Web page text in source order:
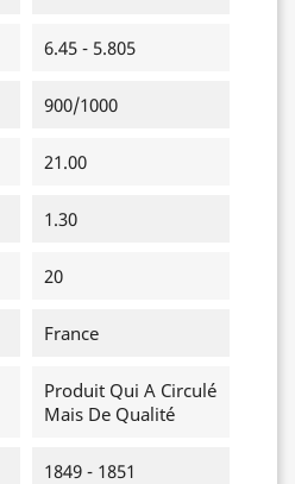
6.45 - 5.805
900/1000
21.00
1.30
20
France
Produit Qui A Circulé
Mais De Qualité
1849 - 1851